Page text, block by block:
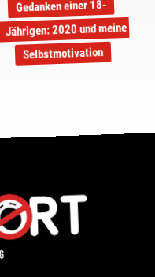
Gedanken einer 18-
Jährigen: 2020 und meine
Selbstmotivation